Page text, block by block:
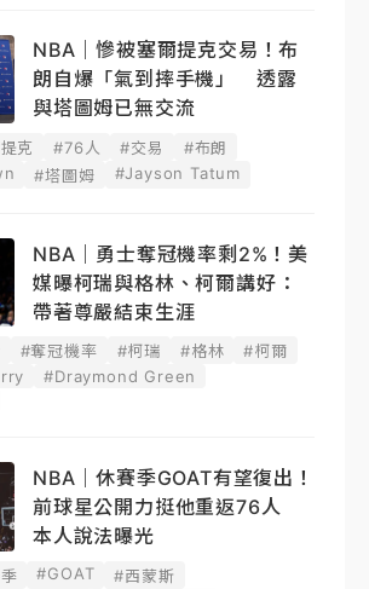
NBA｜慘被塞爾提克交易！布
朗自爆「氣到摔手機」 透露
與塔圖姆已無交流
克 #76人 #交易
#布朗
#塔圖姆 #Jayson Tatum
NBA｜勇士奪冠機率剩2%！美
媒曝柯瑞與格林、柯爾講好：
帶著尊嚴結束生涯
#奪冠機率 #柯瑞 #格林
#柯爾
#Draymond Green
NBA｜休賽季GOAT有望復出！
前球星公開力挺他重返76人
本人說法曝光
#GOAT
#西蒙斯